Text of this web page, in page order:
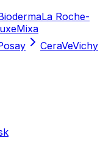
La Roche-
Mixa
CeraVeVichy